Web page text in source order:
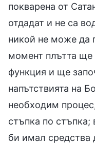
покварена от
отдадат и не са
никой не може да
момент плътта ще
функция и ще
напътствията на
необходим
стъпка по стъпка;
би имал средства